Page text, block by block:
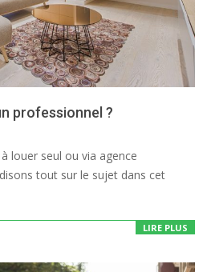
professionnel ?
louer seul ou via agence
tout sur le sujet dans cet
LIRE PLUS